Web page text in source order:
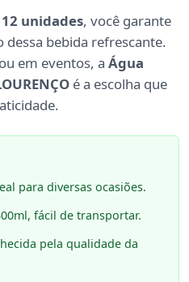
12 unidades, você garante
bebida refrescante.
em eventos, a Água
é a escolha que
para diversas ocasiões.
fácil de transportar.
pela qualidade da